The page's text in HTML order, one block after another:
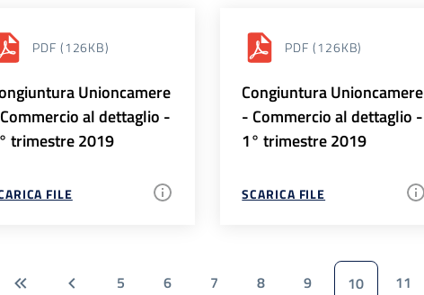
PDF (126KB)
Unioncamere
al dettaglio -
trimestre 2019
FILE
PDF (126KB)
Congiuntura Unioncamere
- Commercio al dettaglio -
1° trimestre 2019
SCARICA FILE
5 6 7 8 9 10 11